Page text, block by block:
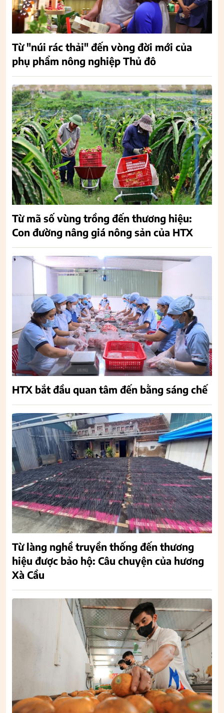
Từ "núi rác thải" đến vòng đời mới của
phụ phẩm nông nghiệp Thủ đô
Từ mã số vùng trồng đến thương hiệu:
Con đường nâng giá nông sản của HTX
HTX bắt đầu quan tâm đến bằng sáng chế
Từ làng nghề truyền thống đến thương
hiệu được bảo hộ: Câu chuyện của hương
Xà Cầu